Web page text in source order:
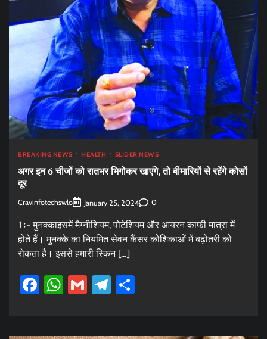
BREAKING NEWS HEALTH SLIDER NEWS
अगर इन 6 चीजों को रातभर भिगोकर खाएंगे, तो बीमारियों से रहेंगे कोसों
दूर
Cravinfotechswlo January 25, 2024 0
1ः- मुनक्काइसमें मैग्नीशियम, पोटेशियम और आयरन काफी मात्रा में
होते हैं। मुनक्के का नियमित सेवन कैंसर कोशिकाओं में बढ़ोतरी को
रोकता है। इससे हमारी स्किन […]
Facebook
WhatsApp
GmailTelegram